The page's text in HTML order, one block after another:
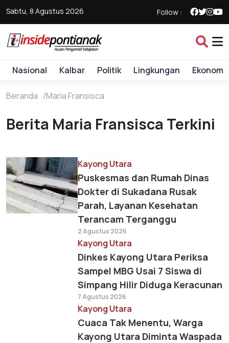
Sabtu, 8 Agustus 2026 Follow :
Nasional Kalbar Politik Lingkungan Ekonomi
Beranda Maria Fransisca
Berita Maria Fransisca Terkini
Kayong Utara
Puskesmas dan Rumah Dinas
Dokter di Sukadana Rusak
Parah, Layanan Kesehatan
Terancam Terganggu
2 Agustus 2026
Kayong Utara
Dinkes Kayong Utara Periksa
Sampel MBG Usai 7 Siswa di
Simpang Hilir Diduga Keracunan
7 Agustus 2026
Kayong Utara
Cuaca Tak Menentu, Warga
Kayong Utara Diminta Waspada